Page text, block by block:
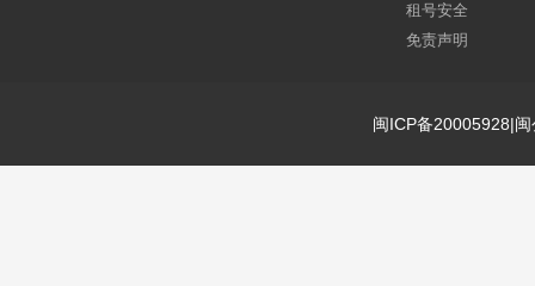
租号安全
免责声明
闽ICP备20005928|